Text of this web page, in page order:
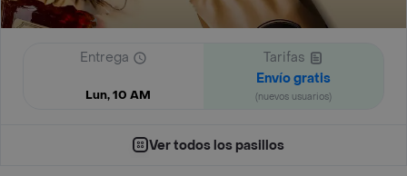
Entrega
Lun, 10 AM
Tarifas
Envío gratis
(nuevos usuarios)
Ver todos los pasillos